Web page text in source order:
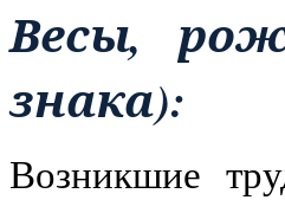
Весы,
знака):
Возникшие